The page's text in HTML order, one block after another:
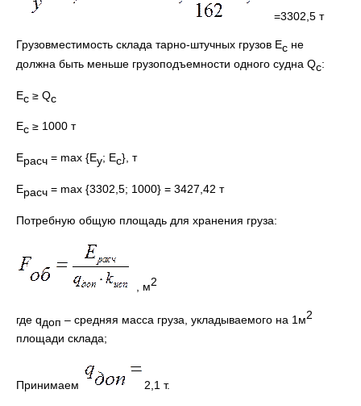
=3302,5 т
Грузовместимость склада тарно-штучных грузов Ес не
должна быть меньше грузоподъемности одного судна Qс:
Ec ≥ Qc
Ec ≥ 1000 т
Ерасч = max {Еу; Ес}, т
Ерасч = max {3302,5; 1000} = 3427,42 т
Потребную общую площадь для хранения груза:
, м2
где qдоп – средняя масса груза, укладываемого на 1м2
площади склада;
Принимаем 2,1 т.